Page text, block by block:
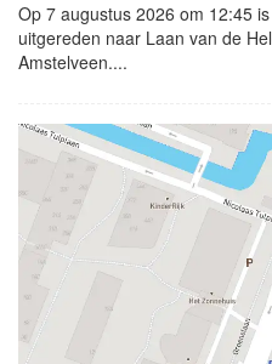
Op 7 augustus 2026 om 12:45
uitgereden naar Laan van de
Amstelveen....